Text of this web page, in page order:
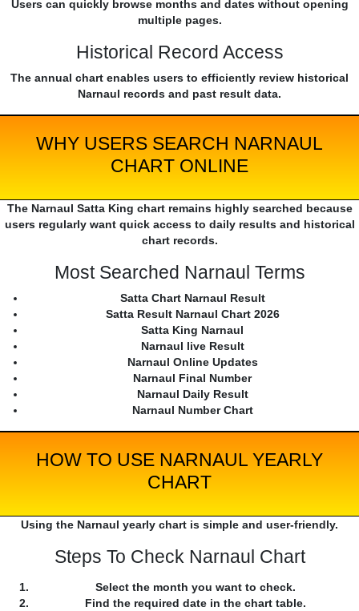
Users can quickly browse months and dates without opening
multiple pages.
Historical Record Access
The annual chart enables users to efficiently review historical
Narnaul records and past result data.
WHY USERS SEARCH NARNAUL
CHART ONLINE
The Narnaul Satta King chart remains highly searched because
users regularly want quick access to daily results and historical
chart records.
Most Searched Narnaul Terms
Satta Chart Narnaul Result
Satta Result Narnaul Chart 2026
Satta King Narnaul
Narnaul live Result
Narnaul Online Updates
Narnaul Final Number
Narnaul Daily Result
Narnaul Number Chart
HOW TO USE NARNAUL YEARLY
CHART
Using the Narnaul yearly chart is simple and user-friendly.
Steps To Check Narnaul Chart
Select the month you want to check.
Find the required date in the chart table.